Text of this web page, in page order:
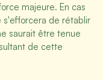
majeure. En cas
s'efforcera de rétablir
saurait être tenue
de cette